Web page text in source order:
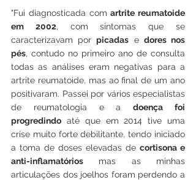
"Fui diagnosticada com artrite reumatoide
em 2002, com sintomas que se
caracterizavam por picadas e dores nos
pés, contudo no primeiro ano de consulta
todas as análises eram negativas para a
artrite reumatoide, mas ao final de um ano
positivaram. Passei por vários especialistas
de reumatologia e a doença foi
progredindo até que em 2014 tive uma
crise muito forte debilitante, tendo iniciado
a toma de doses elevadas de cortisona e
anti-inflamatórios mas as minhas
articulações dos joelhos foram perdendo a